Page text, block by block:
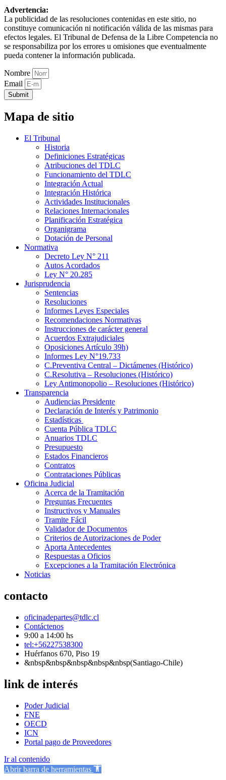
Advertencia:
La publicidad de las resoluciones contenidas en este sitio, no
constituye comunicación ni notificación válida de las mismas para
efectos legales. El Tribunal de Defensa de la Libre Competencia no
se responsabiliza por los errores u omisiones que eventualmente
pueda contener la información publicada.
Nombre
Email
Submit
Mapa de sitio
El Tribunal
Historia
Definiciones Estratégicas
Atribuciones del TDLC
Funcionamiento del TDLC
Integración Actual
Integración Histórica
Actividades Institucionales
Relaciones Internacionales
Planificación Estratégica
Organigrama
Dotación de Personal
Normativa
Decreto Ley N° 211
Autos Acordados
Ley N° 20.285
Jurisprudencia
Sentencias
Resoluciones
Informes Leyes Especiales
Recomendaciones Normativas
Instrucciones de carácter general
Acuerdos Extrajudiciales
Oposiciones Artículo 39h)
Informes Ley N°19.733
C.Preventiva Central – Dictámenes (Histórico)
C.Resolutiva – Resoluciones (Histórico)
Ley Antimonopolio – Resoluciones (Histórico)
Transparencia
Audiencias Presidente
Declaración de Interés y Patrimonio
Estadísticas
Cuenta Pública TDLC
Anuarios TDLC
Presupuesto
Estados Financieros
Contratos
Contrataciones Públicas
Oficina Judicial
Acerca de la Tramitación
Preguntas Frecuentes
Instructivos y Manuales
Tramite Fácil
Validador de Documentos
Criterios de Autorizaciones de Poder
Aporta Antecedentes
Respuestas a Oficios
Excepciones a la Tramitación Electrónica
Noticias
contacto
oficinadepartes@tdlc.cl
Contáctenos
9:00 a 14:00 hs
tel:+56227538300
Huérfanos 670, Piso 19
&nbsp&nbsp&nbsp&nbsp&nbsp(Santiago-Chile)
link de interés
Poder Judicial
FNE
OECD
ICN
Portal pago de Proveedores
Ir al contenido
Abrir barra de herramientas